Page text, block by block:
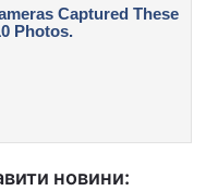
новини: